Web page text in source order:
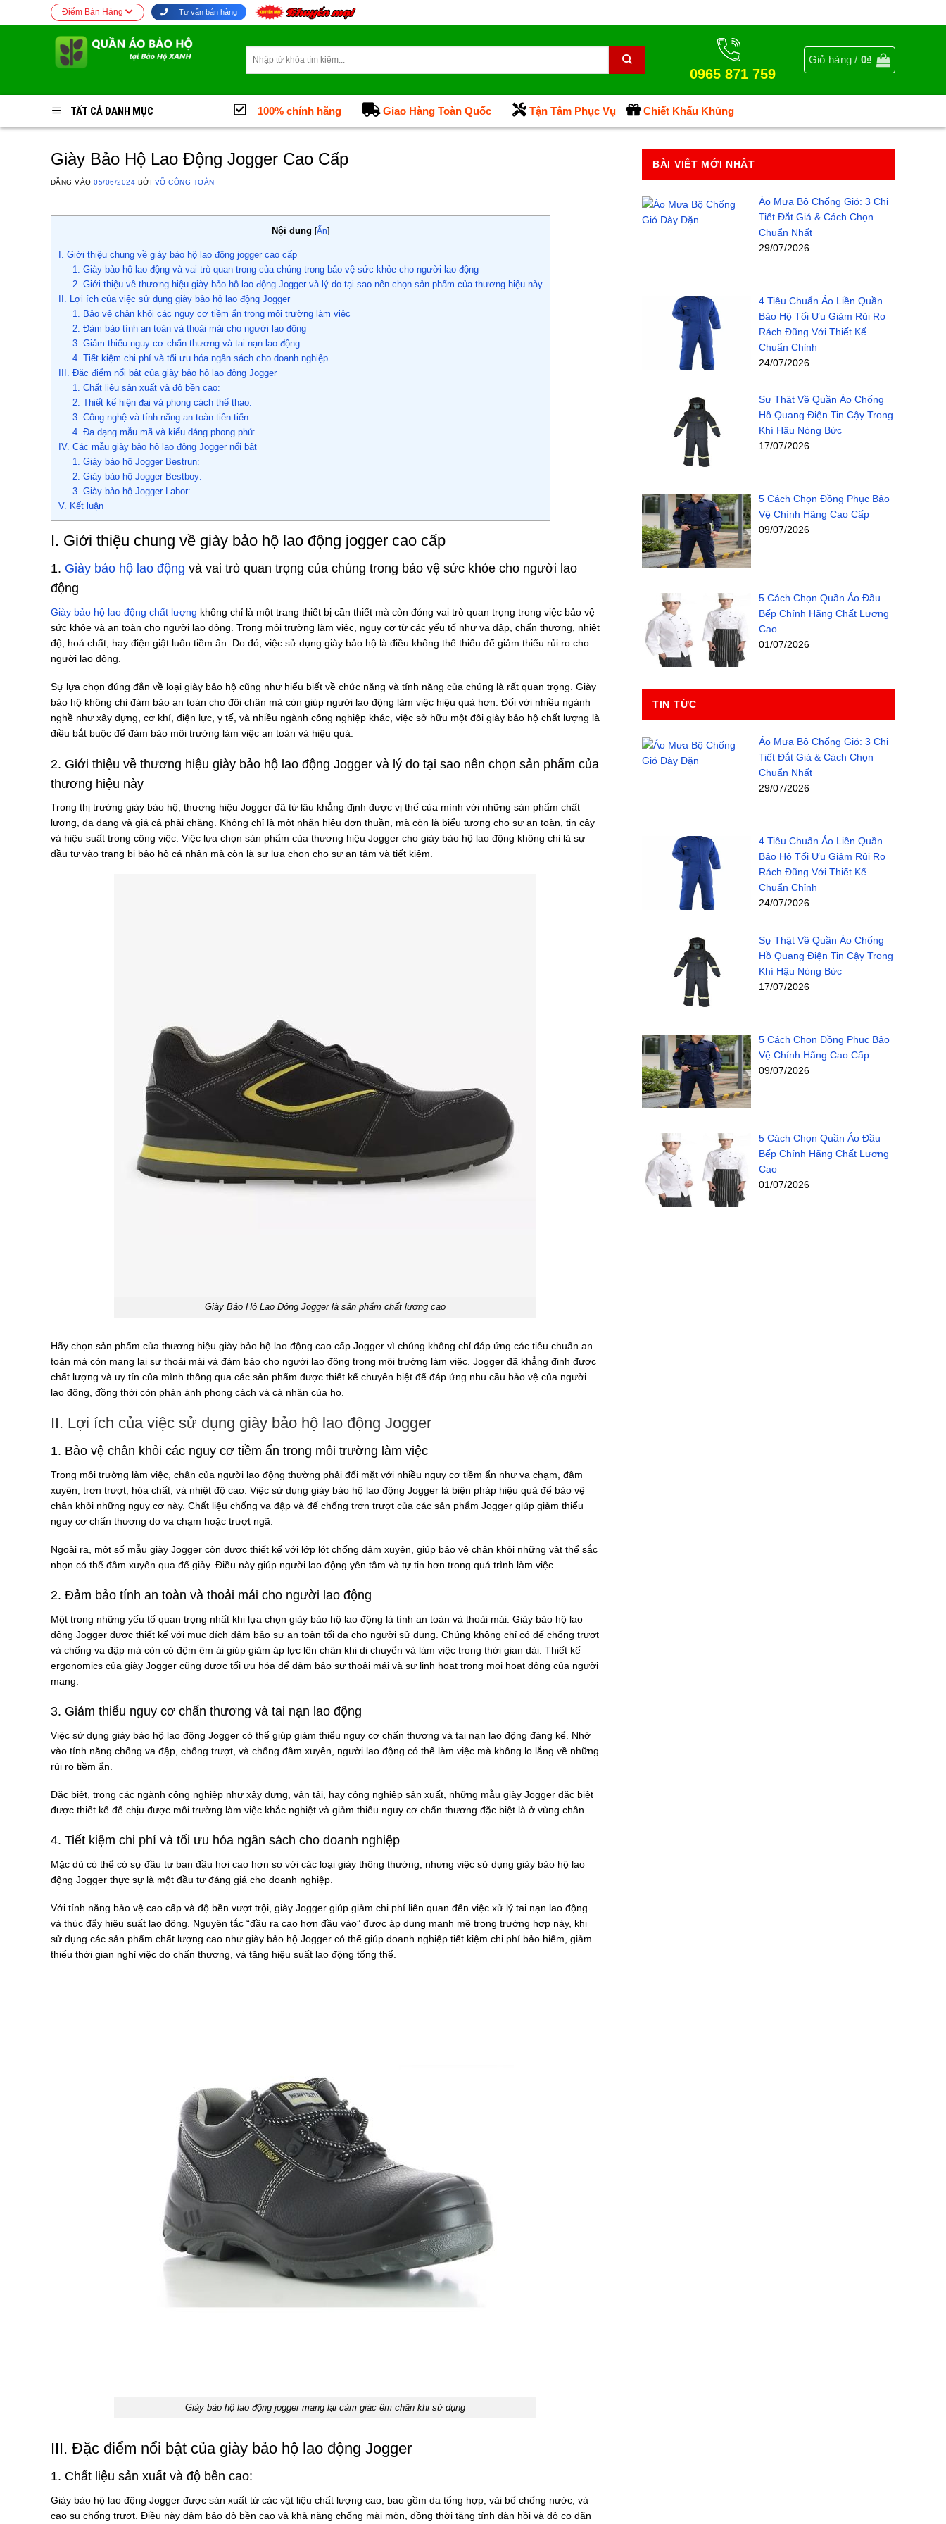
qua
Điểm Bán Hàng Tư vấn bán hàng
kiếm:
0965 871 759
Giỏ hàng /0₫
TẤT CẢ DANH MỤC 100% chính hãng Chiết Khấu Khủng
Giao Hàng Toàn Quốc Tận Tâm Phục Vụ
Giày Bảo Hộ Lao Động Jogger Cao Cấp
ĐĂNG VÀO05/06/2024 BỞI VÕ CÔNG TOÀN
Nội dung [Ẩn]
I. Giới thiệu chung về giày bảo hộ lao động jogger cao cấp
1. Giày bảo hộ lao động và vai trò quan trọng của chúng trong bảo vệ sức khỏe cho người lao động
2. Giới thiệu về thương hiệu giày bảo hộ lao động Jogger và lý do tại sao nên chọn sản phẩm của thương hiệu này
II. Lợi ích của việc sử dụng giày bảo hộ lao động Jogger
1. Bảo vệ chân khỏi các nguy cơ tiềm ẩn trong môi trường làm việc
2. Đảm bảo tính an toàn và thoải mái cho người lao động
3. Giảm thiểu nguy cơ chấn thương và tai nạn lao động
4. Tiết kiệm chi phí và tối ưu hóa ngân sách cho doanh nghiệp
III. Đặc điểm nổi bật của giày bảo hộ lao động Jogger
1. Chất liệu sản xuất và độ bền cao:
2. Thiết kế hiện đại và phong cách thể thao:
3. Công nghệ và tính năng an toàn tiên tiến:
4. Đa dạng mẫu mã và kiểu dáng phong phú:
IV. Các mẫu giày bảo hộ lao động Jogger nổi bật
1. Giày bảo hộ Jogger Bestrun:
2. Giày bảo hộ Jogger Bestboy:
3. Giày bảo hộ Jogger Labor:
V. Kết luận
I. Giới thiệu chung về giày bảo hộ lao động jogger cao cấp
1. Giày bảo hộ lao động và vai trò quan trọng của chúng trong bảo vệ sức khỏe cho người lao
động
Giày bảo hộ lao động chất lượng không chỉ là một trang thiết bị cần thiết mà còn đóng vai trò quan trọng trong việc bảo vệ
sức khỏe và an toàn cho người lao động. Trong môi trường làm việc, nguy cơ từ các yếu tố như va đập, chấn thương, nhiệt
độ, hoá chất, hay điện giật luôn tiềm ẩn. Do đó, việc sử dụng giày bảo hộ là điều không thể thiếu để giảm thiểu rủi ro cho
người lao động.
Sự lựa chọn đúng đắn về loại giày bảo hộ cũng như hiểu biết về chức năng và tính năng của chúng là rất quan trọng. Giày
bảo hộ không chỉ đảm bảo an toàn cho đôi chân mà còn giúp người lao động làm việc hiệu quả hơn. Đối với nhiều ngành
nghề như xây dựng, cơ khí, điện lực, y tế, và nhiều ngành công nghiệp khác, việc sở hữu một đôi giày bảo hộ chất lượng là
điều bắt buộc để đảm bảo môi trường làm việc an toàn và hiệu quả.
2. Giới thiệu về thương hiệu giày bảo hộ lao động Jogger và lý do tại sao nên chọn sản phẩm của
thương hiệu này
Trong thị trường giày bảo hộ, thương hiệu Jogger đã từ lâu khẳng định được vị thế của mình với những sản phẩm chất
lượng, đa dạng và giá cả phải chăng. Không chỉ là một nhãn hiệu đơn thuần, mà còn là biểu tượng cho sự an toàn, tin cậy
và hiệu suất trong công việc. Việc lựa chọn sản phẩm của thương hiệu Jogger cho giày bảo hộ lao động không chỉ là sự
đầu tư vào trang bị bảo hộ cá nhân mà còn là sự lựa chọn cho sự an tâm và tiết kiệm.
Giày Bảo Hộ Lao Động Jogger là sản phẩm chất lương cao
Hãy chọn sản phẩm của thương hiệu giày bảo hộ lao động cao cấp Jogger vì chúng không chỉ đáp ứng các tiêu chuẩn an
toàn mà còn mang lại sự thoải mái và đảm bảo cho người lao động trong môi trường làm việc. Jogger đã khẳng định được
chất lượng và uy tín của mình thông qua các sản phẩm được thiết kế chuyên biệt để đáp ứng nhu cầu bảo vệ của người
lao động, đồng thời còn phản ánh phong cách và cá nhân của họ.
II. Lợi ích của việc sử dụng giày bảo hộ lao động Jogger
1. Bảo vệ chân khỏi các nguy cơ tiềm ẩn trong môi trường làm việc
Trong môi trường làm việc, chân của người lao động thường phải đối mặt với nhiều nguy cơ tiềm ẩn như va chạm, đâm
xuyên, trơn trượt, hóa chất, và nhiệt độ cao. Việc sử dụng giày bảo hộ lao động Jogger là biện pháp hiệu quả để bảo vệ
chân khỏi những nguy cơ này. Chất liệu chống va đập và đế chống trơn trượt của các sản phẩm Jogger giúp giảm thiểu
nguy cơ chấn thương do va chạm hoặc trượt ngã.
Ngoài ra, một số mẫu giày Jogger còn được thiết kế với lớp lót chống đâm xuyên, giúp bảo vệ chân khỏi những vật thể sắc
nhọn có thể đâm xuyên qua đế giày. Điều này giúp người lao động yên tâm và tự tin hơn trong quá trình làm việc.
2. Đảm bảo tính an toàn và thoải mái cho người lao động
Một trong những yếu tố quan trọng nhất khi lựa chọn giày bảo hộ lao động là tính an toàn và thoải mái. Giày bảo hộ lao
động Jogger được thiết kế với mục đích đảm bảo sự an toàn tối đa cho người sử dụng. Chúng không chỉ có đế chống trượt
và chống va đập mà còn có đệm êm ái giúp giảm áp lực lên chân khi di chuyển và làm việc trong thời gian dài. Thiết kế
ergonomics của giày Jogger cũng được tối ưu hóa để đảm bảo sự thoải mái và sự linh hoạt trong mọi hoạt động của người
mang.
3. Giảm thiểu nguy cơ chấn thương và tai nạn lao động
Việc sử dụng giày bảo hộ lao động Jogger có thể giúp giảm thiểu nguy cơ chấn thương và tai nạn lao động đáng kể. Nhờ
vào tính năng chống va đập, chống trượt, và chống đâm xuyên, người lao động có thể làm việc mà không lo lắng về những
rủi ro tiềm ẩn.
Đặc biệt, trong các ngành công nghiệp như xây dựng, vận tải, hay công nghiệp sản xuất, những mẫu giày Jogger đặc biệt
được thiết kế để chịu được môi trường làm việc khắc nghiệt và giảm thiểu nguy cơ chấn thương đặc biệt là ở vùng chân.
4. Tiết kiệm chi phí và tối ưu hóa ngân sách cho doanh nghiệp
Mặc dù có thể có sự đầu tư ban đầu hơi cao hơn so với các loại giày thông thường, nhưng việc sử dụng giày bảo hộ lao
động Jogger thực sự là một đầu tư đáng giá cho doanh nghiệp.
Với tính năng bảo vệ cao cấp và độ bền vượt trội, giày Jogger giúp giảm chi phí liên quan đến việc xử lý tai nạn lao động
và thúc đẩy hiệu suất lao động. Nguyên tắc “đầu ra cao hơn đầu vào” được áp dụng mạnh mẽ trong trường hợp này, khi
sử dụng các sản phẩm chất lượng cao như giày bảo hộ Jogger có thể giúp doanh nghiệp tiết kiệm chi phí bảo hiểm, giảm
thiểu thời gian nghỉ việc do chấn thương, và tăng hiệu suất lao động tổng thể.
Giày bảo hộ lao động jogger mang lại cảm giác êm chân khi sử dụng
III. Đặc điểm nổi bật của giày bảo hộ lao động Jogger
1. Chất liệu sản xuất và độ bền cao:
Giày bảo hộ lao động Jogger được sản xuất từ các vật liệu chất lượng cao, bao gồm da tổng hợp, vải bố chống nước, và
cao su chống trượt. Điều này đảm bảo độ bền cao và khả năng chống mài mòn, đồng thời tăng tính đàn hồi và độ co dãn
BÀI VIẾT MỚI NHẤT
Áo Mưa Bộ Chống Gió: 3 Chi
Tiết Đắt Giá & Cách Chọn
Chuẩn Nhất
29/07/2026
4 Tiêu Chuẩn Áo Liền Quần
Bảo Hộ Tối Ưu Giảm Rủi Ro
Rách Đũng Với Thiết Kế
Chuẩn Chỉnh
24/07/2026
Sự Thật Về Quần Áo Chống
Hồ Quang Điện Tin Cậy Trong
Khí Hậu Nóng Bức
17/07/2026
5 Cách Chọn Đồng Phục Bảo
Vệ Chính Hãng Cao Cấp
09/07/2026
5 Cách Chọn Quần Áo Đầu
Bếp Chính Hãng Chất Lượng
Cao
01/07/2026
TIN TỨC
Áo Mưa Bộ Chống Gió: 3 Chi
Tiết Đắt Giá & Cách Chọn
Chuẩn Nhất
29/07/2026
4 Tiêu Chuẩn Áo Liền Quần
Bảo Hộ Tối Ưu Giảm Rủi Ro
Rách Đũng Với Thiết Kế
Chuẩn Chỉnh
24/07/2026
Sự Thật Về Quần Áo Chống
Hồ Quang Điện Tin Cậy Trong
Khí Hậu Nóng Bức
17/07/2026
5 Cách Chọn Đồng Phục Bảo
Vệ Chính Hãng Cao Cấp
09/07/2026
5 Cách Chọn Quần Áo Đầu
Bếp Chính Hãng Chất Lượng
Cao
01/07/2026